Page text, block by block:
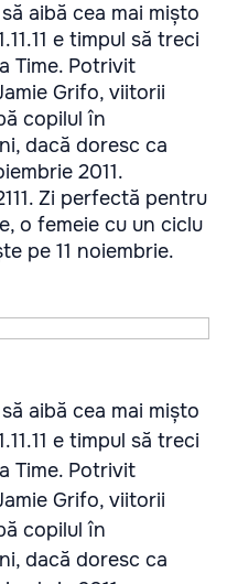
aibă cea mai mișto
e timpul să treci
Time. Potrivit
Grifo, viitorii
copilul în
dacă doresc ca
2011.
Zi perfectă pentru
o femeie cu un ciclu
pe 11 noiembrie.
aibă cea mai mișto
e timpul să treci
Time. Potrivit
Grifo, viitorii
copilul în
dacă doresc ca